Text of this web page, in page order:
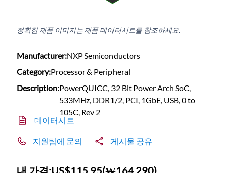
정확한 제품 이미지는 제품 데이터시트를 참조하세요.
Manufacturer:NXP Semiconductors
Category:Processor & Peripheral
Description:PowerQUICC, 32 Bit Power Arch SoC,
533MHz, DDR1/2, PCI, 1GbE, USB, 0 to
105C, Rev 2
데이터시트
지원팀에 문의 게시물 공유